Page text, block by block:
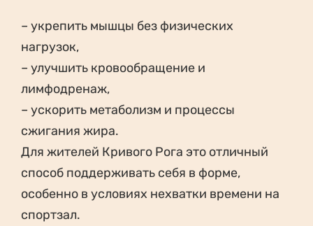
– укрепить мышцы без физических
нагрузок,
– улучшить кровообращение и
лимфодренаж,
– ускорить метаболизм и процессы
сжигания жира.
Для жителей Кривого Рога это отличный
способ поддерживать себя в форме,
особенно в условиях нехватки времени на
спортзал.